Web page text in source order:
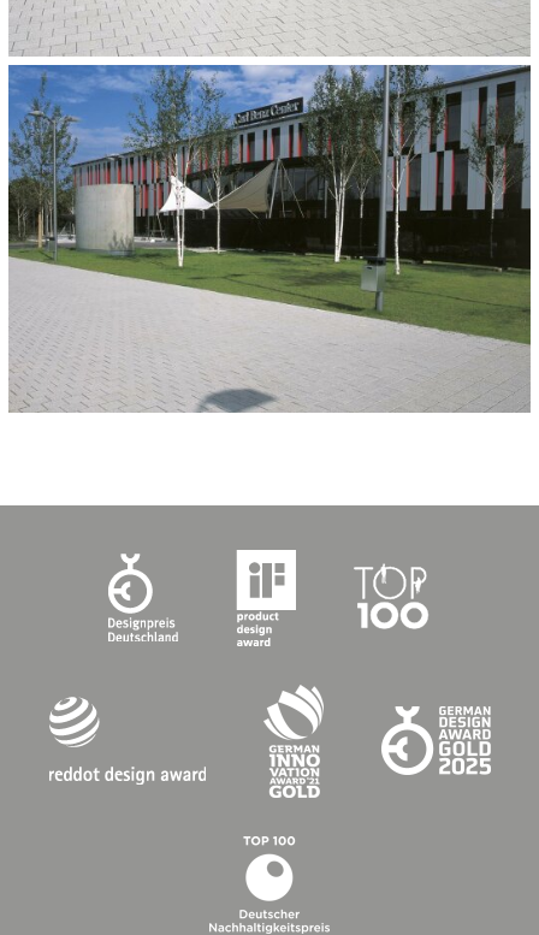
Granithell
ca. 400 lfm
CATEGORIE:
Sportcomplexen en zwembaden